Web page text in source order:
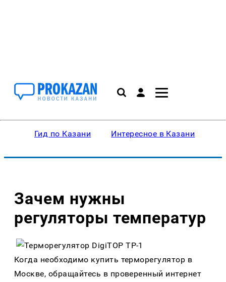
Гид по Казани Интересное в Казани
Зачем нужны
регуляторы температур
Когда необходимо купить терморегулятор в
Москве, обращайтесь в проверенный интернет